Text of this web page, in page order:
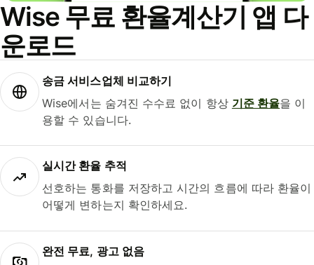
Wise 무료 환율계산기 앱 다
운로드
송금 서비스업체 비교하기
Wise에서는 숨겨진 수수료 없이 항상 기준 환율을 이
용할 수 있습니다.
실시간 환율 추적
선호하는 통화를 저장하고 시간의 흐름에 따라 환율이
어떻게 변하는지 확인하세요.
완전 무료, 광고 없음